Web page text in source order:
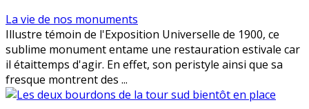
La vie de nos monuments
Illustre témoin de l'Exposition Universelle de 1900, ce
sublime monument entame une restauration estivale car
il étaittemps d'agir. En effet, son peristyle ainsi que sa
fresque montrent des ...